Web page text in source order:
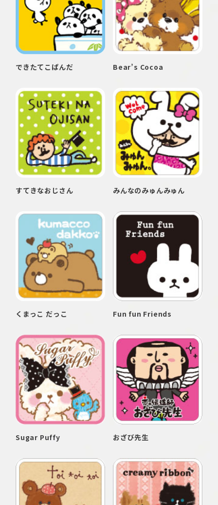
できたてこぱんだ Bear’s Cocoa
すてきなおじさん みんなのみゅんみゅん
くまっこ だっこ Fun fun Friends
Sugar Puffy おざび先生